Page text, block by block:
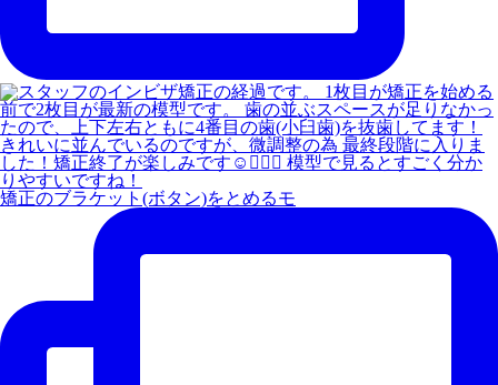
矯正のブラケット(ボタン)をとめるモ